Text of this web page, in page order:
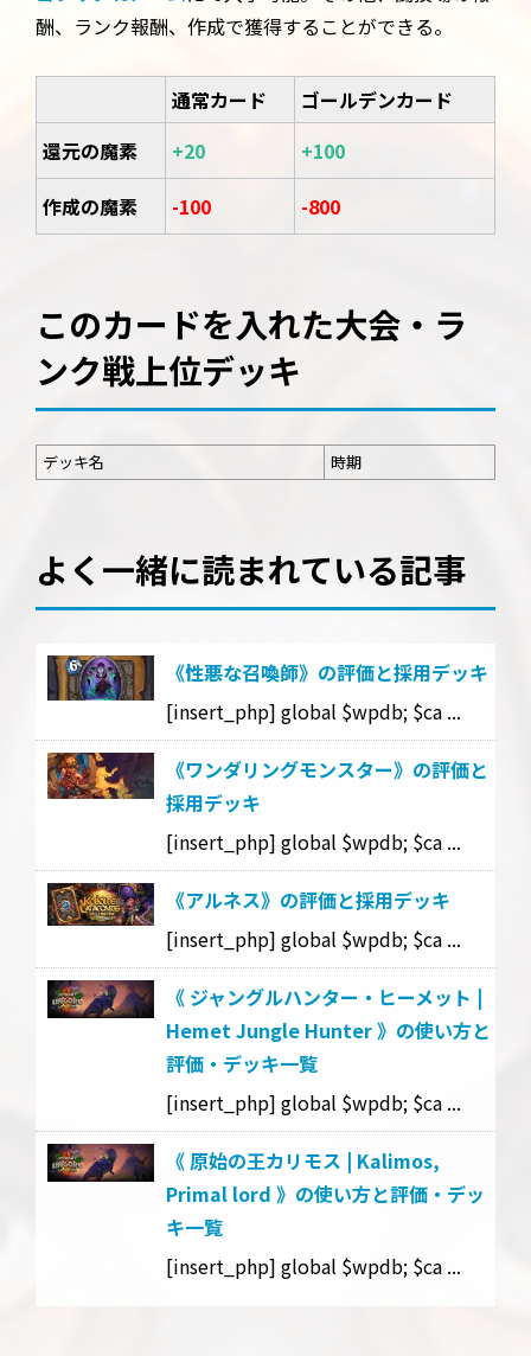
酬、ランク報酬、作成で獲得することができる。
通常カード
ゴールデンカード
還元の魔素
+20
+100
作成の魔素
-100 -800
このカードを入れた大会・ラ
ンク戦上位デッキ
デッキ名 時期
よく一緒に読まれている記事
《性悪な召喚師》の評価と採用デッキ
[insert_php] global $wpdb; $ca ...
《ワンダリングモンスター》の評価と
採用デッキ
[insert_php] global $wpdb; $ca ...
《アルネス》の評価と採用デッキ
[insert_php] global $wpdb; $ca ...
《 ジャングルハンター・ヒーメット |
Hemet Jungle Hunter 》の使い方と
評価・デッキ一覧
[insert_php] global $wpdb; $ca ...
《 原始の王カリモス | Kalimos,
Primal lord 》の使い方と評価・デッ
キ一覧
[insert_php] global $wpdb; $ca ...